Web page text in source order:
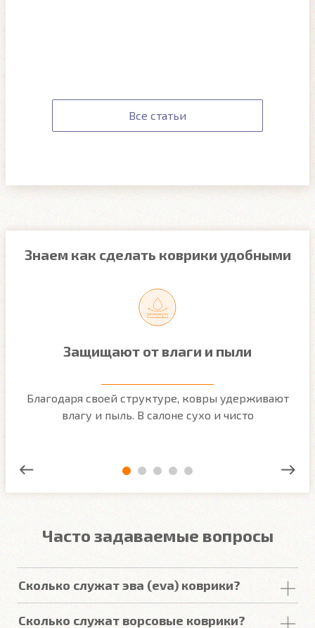
Все статьи
Знаем как сделать коврики удобными
Защищают от влаги и пыли
Благодаря своей структуре, ковры удерживают
влагу и пыль. В салоне сухо и чисто
Часто задаваемые вопросы
Сколько служат эва (eva) коврики?
Сколько служат ворсовые коврики?